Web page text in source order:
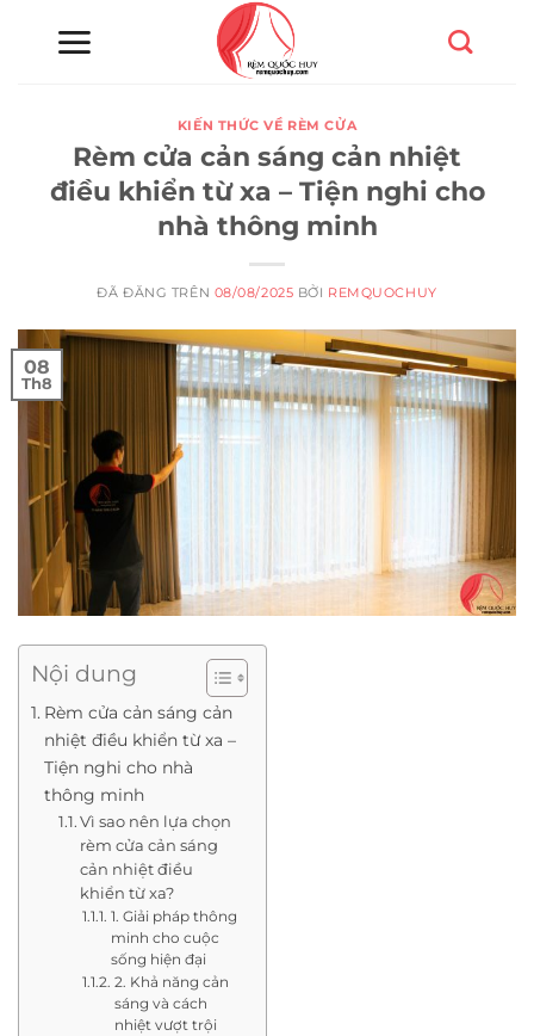
KIẾN THỨC VỀ RÈM CỬA
Rèm cửa cản sáng cản nhiệt
điều khiển từ xa – Tiện nghi cho
nhà thông minh
ĐÃ ĐĂNG TRÊN 08/08/2025 BỞI REMQUOCHUY
08
Th8
Nội dung
Rèm cửa cản sáng cản
nhiệt điều khiển từ xa –
Tiện nghi cho nhà
thông minh
Vì sao nên lựa chọn
rèm cửa cản sáng
cản nhiệt điều
khiển từ xa?
1. Giải pháp thông
minh cho cuộc
sống hiện đại
2. Khả năng cản
sáng và cách
nhiệt vượt trội